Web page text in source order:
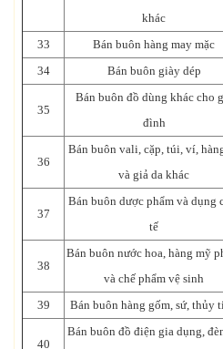
khác
33 Bán buôn hàng may mặc
34
Bán buôn giày dép
35
Bán buôn đồ dùng khác cho
đình
36
Bán buôn vali, cặp, túi, ví,
và giả da khác
37
Bán buôn dược phẩm và dụng
tế
38
Bán buôn nước hoa, hàng mỹ
và chế phẩm vệ sinh
39 Bán buôn hàng gốm, sứ, thủy
40
Bán buôn đồ điện gia dụng,